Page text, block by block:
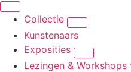
Collectie
Kunstenaars
Exposities
Lezingen & Workshops